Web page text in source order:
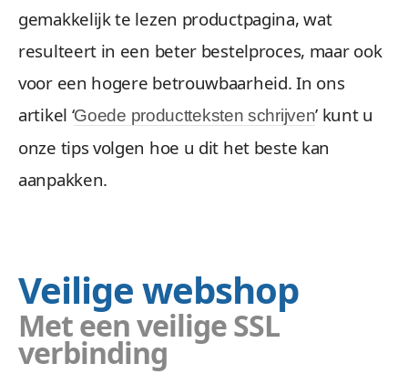
gemakkelijk te lezen productpagina, wat
resulteert in een beter bestelproces, maar ook
voor een hogere betrouwbaarheid. In ons
artikel ‘Goede productteksten schrijven’ kunt u
onze tips volgen hoe u dit het beste kan
aanpakken.
Veilige webshop
Met een veilige SSL
verbinding